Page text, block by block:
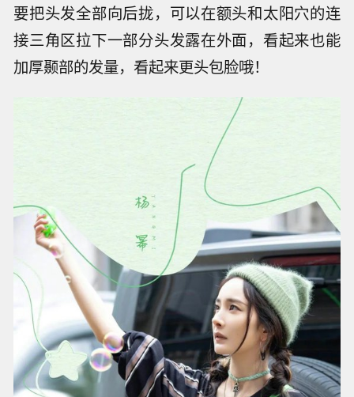
要把头发全部向后拢，可以在额头和太阳穴的连
接三角区拉下一部分头发露在外面，看起来也能
加厚颞部的发量，看起来更头包脸哦！